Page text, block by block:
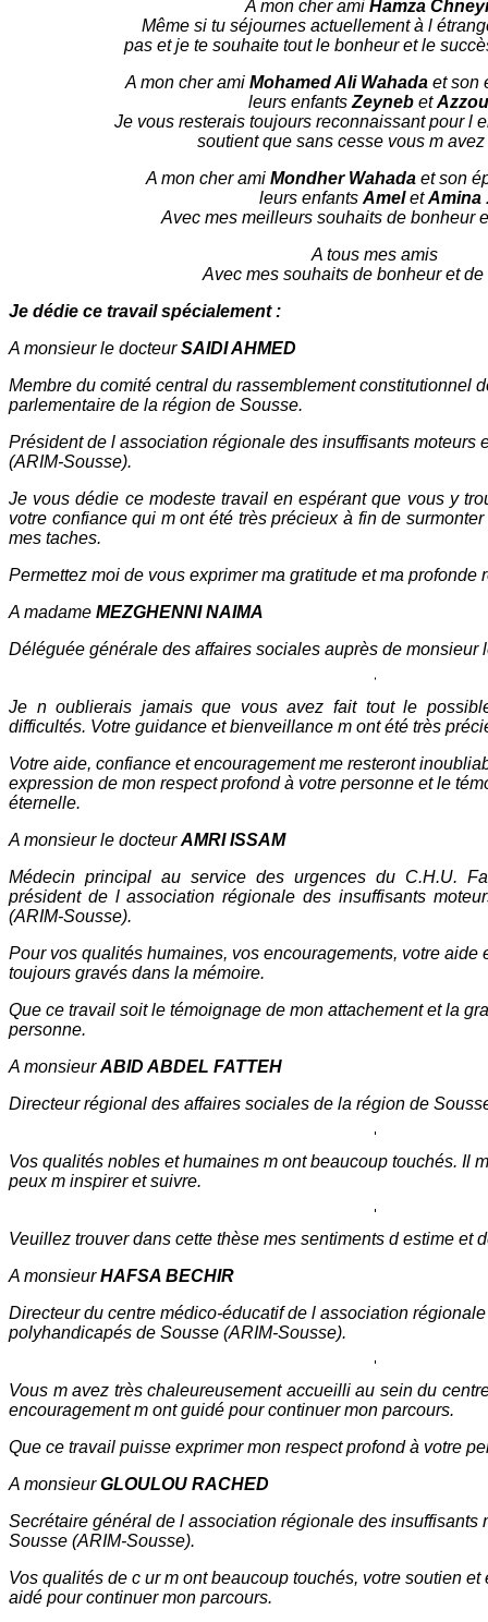
A mon cher ami Hamza
Même si tu séjournes actuellement à l
pas et je te souhaite tout le bonheur et le
A mon cher ami Mohamed Ali Wahadaet son
leurs enfants Zeyneb et
Je vous resterais toujours reconnaissant pour l
soutient que sans cesse vous m
A mon cher ami Mondher Wahadaet son
leurs enfants AmeletAmina
Avec mes meilleurs souhaits de bonheur
A tous mes amis
Avec mes souhaits de bonheur et de
Je dédie ce travail spécialement :
A monsieur le docteurSAIDI AHMED
Membre du comité central du rassemblement constitutionnel
parlementaire de la région de Sousse.
Président de l association régionale des insuffisants moteurs
(ARIM-Sousse).
Je vous dédie ce modeste travail en espérant que vous y
votre confiance qui m ont été très précieux à fin de
mes taches.
Permettez moi de vous exprimer ma gratitude et ma profonde
A madame MEZGHENNI NAIMA
Déléguée générale des affaires sociales auprès de monsieur
Je n oublierais jamais que vous avez fait tout le
difficultés. Votre guidance et bienveillance m ont été très
Votre aide, confiance et encouragement me resteront
expression de mon respect profond à votre personne et le
éternelle.
A monsieur le docteurAMRI ISSAM
Médecin principal au service des urgences du C.H.U.
président de l association régionale des insuffisants
(ARIM-Sousse).
Pour vos qualités humaines, vos encouragements, votre aide
toujours gravés dans la mémoire.
Que ce travail soit le témoignage de mon attachement et la
personne.
A monsieurABID ABDEL FATTEH
Directeur régional des affaires sociales de la région de
Vos qualités nobles et humaines m ont beaucoup touchés. Il
peux m inspirer et suivre.
Veuillez trouver dans cette thèse mes sentiments d estime et
A monsieurHAFSA BECHIR
Directeur du centre médico-éducatif de l association
polyhandicapés de Sousse (ARIM-Sousse).
Vous m avez très chaleureusement accueilli au sein du
encouragement m ont guidé pour continuer mon parcours.
Que ce travail puisse exprimer mon respect profond à votre
A monsieurGLOULOU RACHED
Secrétaire général de l association régionale des insuffisants
Sousse (ARIM-Sousse).
Vos qualités de c ur m ont beaucoup touchés, votre soutien
aidé pour continuer mon parcours.